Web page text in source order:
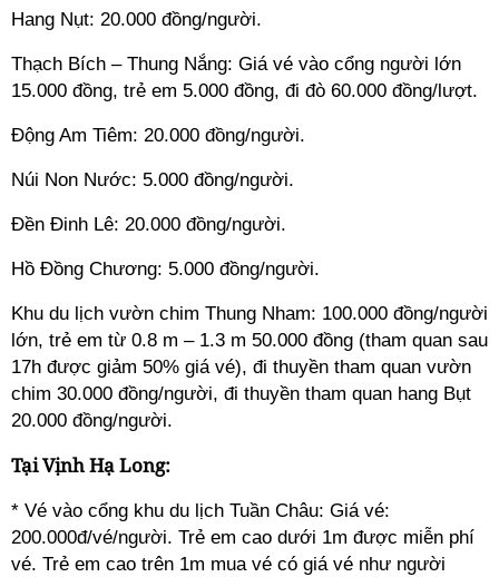
Hang Nụt: 20.000 đồng/người.
Thạch Bích – Thung Nắng: Giá vé vào cổng người lớn
15.000 đồng, trẻ em 5.000 đồng, đi đò 60.000 đồng/lượt.
Động Am Tiêm: 20.000 đồng/người.
Núi Non Nước: 5.000 đồng/người.
Đền Đinh Lê: 20.000 đồng/người.
Hồ Đồng Chương: 5.000 đồng/người.
Khu du lịch vườn chim Thung Nham: 100.000 đồng/người
lớn, trẻ em từ 0.8 m – 1.3 m 50.000 đồng (tham quan sau
17h được giảm 50% giá vé), đi thuyền tham quan vườn
chim 30.000 đồng/người, đi thuyền tham quan hang Bụt
20.000 đồng/người.
Tại Vịnh Hạ Long:
* Vé vào cổng khu du lịch Tuần Châu: Giá vé:
200.000đ/vé/người. Trẻ em cao dưới 1m được miễn phí
vé. Trẻ em cao trên 1m mua vé có giá vé như người